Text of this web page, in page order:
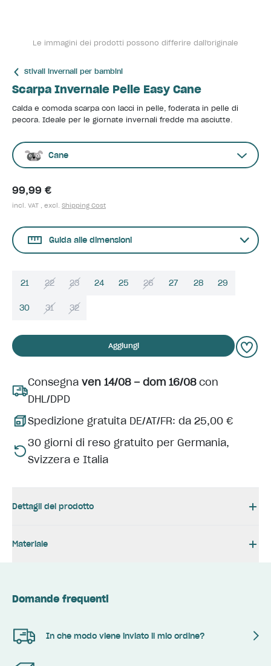
Le immagini dei prodotti possono differire dall'originale
Stivali invernali per bambini
Scarpa Invernale Pelle Easy Cane
Calda e comoda scarpa con lacci in pelle, foderata in pelle di
pecora. Ideale per le giornate invernali fredde ma asciutte.
Cane
99,99 €
incl. VAT , excl. Shipping Cost
Guida alle dimensioni
21 22 23 24 25 26 27 28 29
30 31 32
Aggiungi
Consegna ven 14/08 – dom 16/08con
DHL/DPD
Spedizione gratuita DE/AT/FR: da 25,00 €
30 giorni di reso gratuito per Germania,
Svizzera e Italia
Dettagli del prodotto
Materiale
Domande frequenti
In che modo viene inviato il mio ordine?